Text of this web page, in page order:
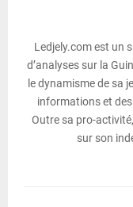
Ledjely.com est un
d’analyses sur la
le dynamisme de sa
informations et
Outre sa pro-
sur son